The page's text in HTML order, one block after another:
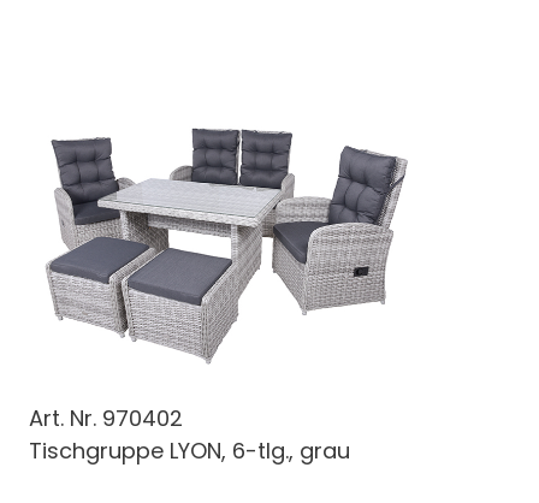
Art. Nr. 970402
Tischgruppe LYON, 6-tlg., grau